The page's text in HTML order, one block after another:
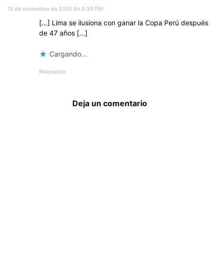
10 de noviembre de 2025 En 5:35 PM
[…] Lima se ilusiona con ganar la Copa Perú después
de 47 años […]
Cargando...
Respuesta
Deja un comentario